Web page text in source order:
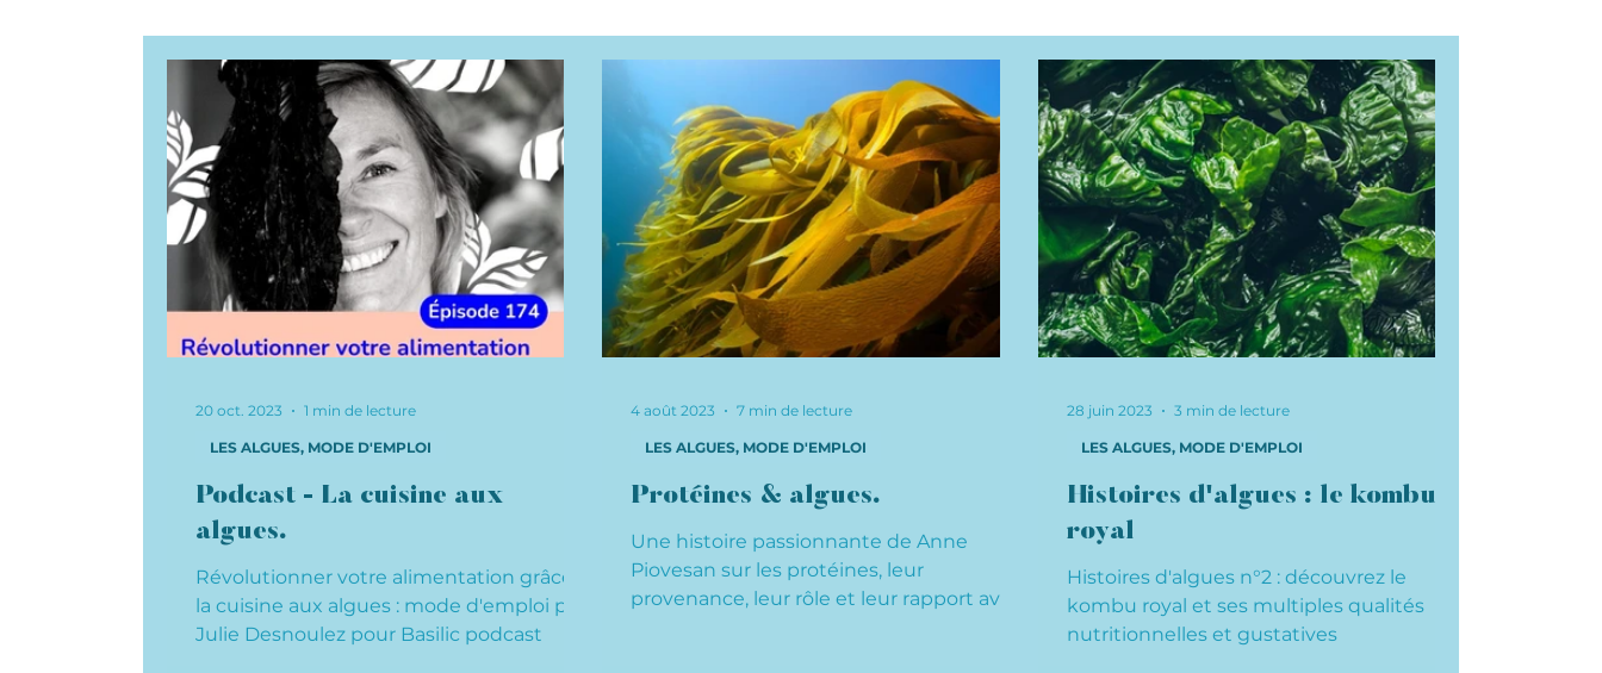
Recettes rapides Algues déshydratées
Podcast - La cuisine aux
algues.
Révolutionner votre alimentation grâce à
la cuisine aux algues : mode d'emploi par
Julie Desnoulez pour Basilic podcast
LES ALGUES, MODE D'EMPLOI
20 oct. 2023 1 min de lecture
Protéines & algues.
Une histoire passionnante de Anne
Piovesan sur les protéines, leur
provenance, leur rôle et leur rapport avec
LES ALGUES, MODE D'EMPLOI
4 août 2023 7 min de lecture
Histoires d'algues : le kombu
royal
Histoires d'algues n°2 : découvrez le
kombu royal et ses multiples qualités
nutritionnelles et gustatives
LES ALGUES, MODE D'EMPLOI
28 juin 2023 3 min de lecture